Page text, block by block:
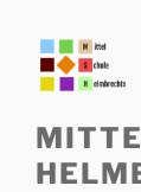
Inhalt
springen